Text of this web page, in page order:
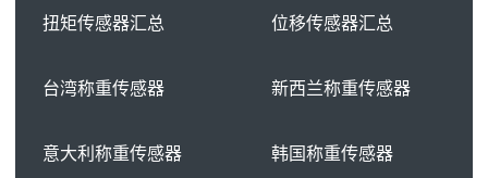
扭矩传感器汇总 位移传感器汇总
台湾称重传感器 新西兰称重传感器
意大利称重传感器 韩国称重传感器